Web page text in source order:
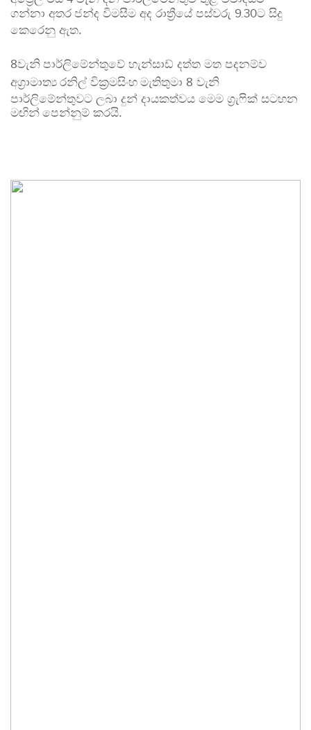
ගන්නා අතර ජන්ද විමසීම අද රාත්‍රීයේ පස්වරු 9.30ට සිදු
කෙරෙනු ඇත.
8වැනි පාර්ලිමේන්තුවේ හැන්සාඩ් දත්ත මත පදනම්ව
අග්‍රාමාත්‍ය රනිල් වික්‍රමසිංහ මැතිතුමා 8 වැනි
පාර්ලිමේන්තුවට ලබා දුන් දායකත්වය මෙම ග්‍රැෆික් සටහන
මඟින් පෙන්නුම් කරයි.